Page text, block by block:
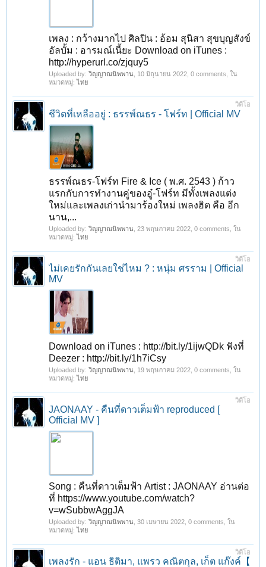
เพลง : กว้างมากไป ศิลปิน : อ้อม สุนิสา สุขบุญสังข์
อัลบั้ม : อารมณ์เนี้ยะ Download on iTunes :
http://hyperurl.co/zjquy5
Uploaded by: วิญญาณนิพพาน 10 มิถุนายน 2022 , 0 comments, ใน
หมวดหมู่:ไทย
วิดีโอ
ชีวิตที่เหลืออยู่ : ธรรพ์ณธร - โฟร์ท | Official MV
ธรรพ์ณธร-โฟร์ท Fire & Ice ( พ.ศ. 2543 ) ก้าว
แรกกับการทำงานคู่ของอู๋-โฟร์ท มีทั้งเพลงแต่ง
ใหม่และเพลงเก่านำมาร้องใหม่ เพลงฮิต คือ อีก
นาน,...
Uploaded by: วิญญาณนิพพาน 23 พฤษภาคม 2022 , 0 comments, ใน
หมวดหมู่:ไทย
วิดีโอ
ไม่เคยรักกันเลยใช่ไหม ? : หนุ่ม ศรราม | Official
MV
Download on iTunes : http://bit.ly/1ijwQDk ฟังที่
Deezer : http://bit.ly/1h7iCsy
Uploaded by: วิญญาณนิพพาน 19 พฤษภาคม 2022 , 0 comments, ใน
หมวดหมู่:ไทย
วิดีโอ
JAONAAY - คืนที่ดาวเต็มฟ้า reproduced [
Official MV ]
Song : คืนที่ดาวเต็มฟ้า Artist : JAONAAY อ่านต่อ
ที่ https://www.youtube.com/watch?
v=wSubbwAggJA
Uploaded by: วิญญาณนิพพาน 30 เมษายน 2022 , 0 comments, ใน
หมวดหมู่:ไทย
วิดีโอ
เพลงรัก - แอน ธิติมา, แพรว คณิตกุล, เก็ต แก๊งค์【